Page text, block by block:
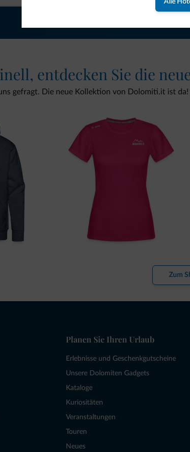
Alle
entdecken Sie die
gefragt. Die neue Kollektion von Dolomiti.it ist da!
Zum
Planen Sie Ihren Urlaub
Erlebnisse und Geschenkgutscheine
Unsere Dolomiten Gadgets
Kataloge
Kuriositäten
Veranstaltungen
Touren
Neues